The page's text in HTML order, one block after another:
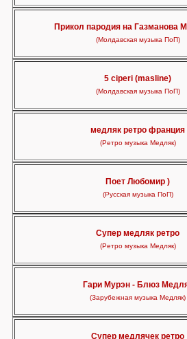
Прикол пародия на Газманова
(Молдавская музыка ПоП)
5 ciperi (masline)
(Молдавская музыка ПоП)
медляк ретро франция
(Ретро музыка Медляк)
Поет Любомир )
(Русская музыка ПоП)
Супер медляк ретро
(Ретро музыка Медляк)
Гари Мурэн - Блюз
(Зарубежная музыка Медляк)
Супер медлячек ретро